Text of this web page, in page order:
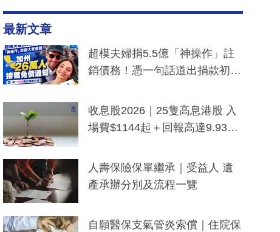
最新文章
超模夫婦捐5.5億「神操作」註
銷債務！憑一句話道出捐款初
一度被誤當詐騙手段
收息股2026｜25隻高息港股 入
場費$1144起＋回報高達9.93
人壽保險保單繼承｜受益人 遺
產承辦分別及流程一覽
自願醫保支氣管炎索償｜住院保